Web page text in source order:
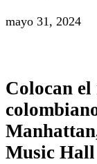
mayo 31, 2024
Colocan
Music Hall